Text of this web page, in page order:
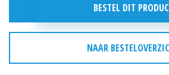
BESTEL DIT
NAAR